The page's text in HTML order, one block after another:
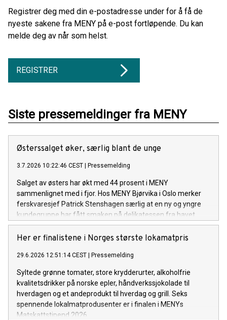
Registrer deg med din e-postadresse under for å få de
nyeste sakene fra MENY på e-post fortløpende. Du kan
melde deg av når som helst.
REGISTRER
Siste pressemeldinger fra MENY
Østerssalget øker, særlig blant de unge
3.7.2026 10:22:46 CEST Pressemelding
Salget av østers har økt med 44 prosent i MENY
sammenlignet med i fjor. Hos MENY Bjørvika i Oslo merker
ferskvaresjef Patrick Stenshagen særlig at en ny og yngre
kundegruppe har fått smaken på delikatessen fra havet.
Her er finalistene i Norges største lokamatpris
29.6.2026 12:51:14 CEST Pressemelding
Syltede grønne tomater, store krydderurter, alkoholfrie
kvalitetsdrikker på norske epler, håndverkssjokolade til
hverdagen og et andeprodukt til hverdag og grill. Seks
spennende lokalmatprodusenter er i finalen i MENYs
Matskattstipend 2026.